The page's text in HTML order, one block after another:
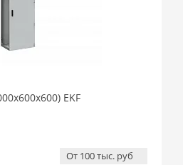
EKF
От 100 тыс. руб